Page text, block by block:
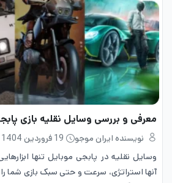
معرفی و بررسی وسایل نقلیه بازی
نویسنده ایران موجو
19 فروردین 1404
وسایل نقلیه در پابجی موبایل تنها
آنها استراتژی، سرعت و حتی سبک بازی شما